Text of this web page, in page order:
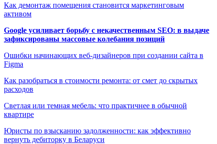
Как демонтаж помещения становится маркетинговым
активом
Google усиливает борьбу с некачественным SEO: в выдаче
зафиксированы массовые колебания позиций
Ошибки начинающих веб-дизайнеров при создании сайта в
Figma
Как разобраться в стоимости ремонта: от смет до скрытых
расходов
Светлая или темная мебель: что практичнее в обычной
квартире
Юристы по взысканию задолженности: как эффективно
вернуть дебиторку в Беларуси